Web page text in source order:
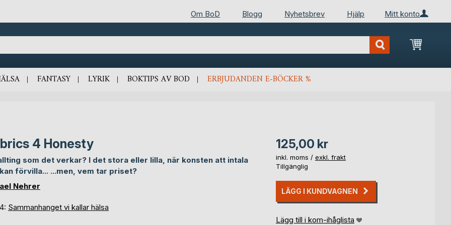
Mitt konto
Om BoD Blogg Nyhetsbrev Hjälp
Min
FANTASY LYRIK BOKTIPS AV BOD ERBJUDANDEN E-BÖCKER %
4 Honesty
som det verkar? I det stora eller lilla, när konsten att intala
förvilla... ...men, vem tar priset?
Nehrer
Sammanhanget vi kallar hälsa
125,00 kr
inkl. moms / exkl. frakt
Tillgänglig
LÄGG I KUNDVAGNEN
Lägg till i kom-ihåglista